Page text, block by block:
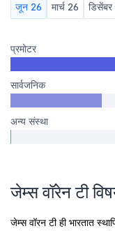
जून 26 मार्च 26
प्रमोटर
सार्वजनिक
अन्य संस्था
जेम्स वॉरेन टी
जेम्स वॉरन टी ही भारतात